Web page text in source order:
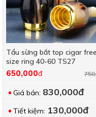
Tẩu sừng bắt top cigar free
size ring 40-60 TS27
650,000đ
Giá bán: 830,000đ
Tiết kiệm: 130,000đ